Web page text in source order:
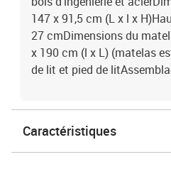
147 x 91,5 cm (L x l x
27 cmDimensions du
x 190 cm (l x L) (matelas
de lit et pied de
Caractéristiques